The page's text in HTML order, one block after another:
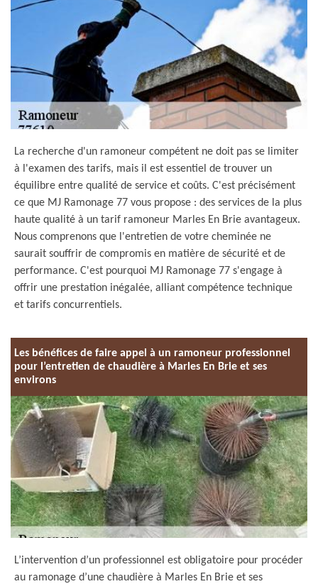
La recherche d'un ramoneur compétent ne doit pas se limiter
à l'examen des tarifs, mais il est essentiel de trouver un
équilibre entre qualité de service et coûts. C'est précisément
ce que MJ Ramonage 77 vous propose : des services de la plus
haute qualité à un tarif ramoneur Marles En Brie avantageux.
Nous comprenons que l'entretien de votre cheminée ne
saurait souffrir de compromis en matière de sécurité et de
performance. C'est pourquoi MJ Ramonage 77 s'engage à
offrir une prestation inégalée, alliant compétence technique
et tarifs concurrentiels.
Les bénéfices de faire appel à un ramoneur professionnel
pour l’entretien de chaudière à Marles En Brie et ses
environs
L’intervention d’un professionnel est obligatoire pour procéder
au ramonage d’une chaudière à Marles En Brie et ses